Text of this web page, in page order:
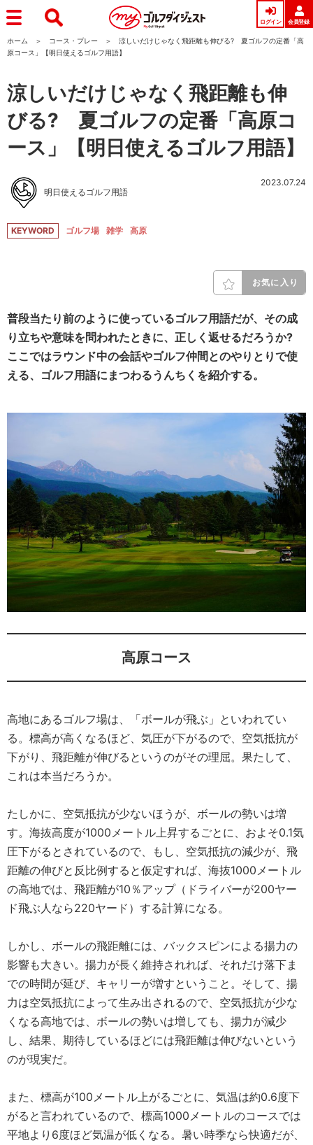
ログイン 会員登録
ホーム コース・プレー
涼しいだけじゃなく飛距離も伸びる? 夏ゴルフの定番「高
原コース」【明日使えるゴルフ用語】
涼しいだけじゃなく飛距離も伸
びる? 夏ゴルフの定番「高原コ
ース」【明日使えるゴルフ用語】
明日使えるゴルフ用語
2023.07.24
KEYWORD ゴルフ場 雑学 高原
お気に入り
普段当たり前のように使っているゴルフ用語だが、その成
り立ちや意味を問われたときに、正しく返せるだろうか?
ここではラウンド中の会話やゴルフ仲間とのやりとりで使
える、ゴルフ用語にまつわるうんちくを紹介する。
高原コース
高地にあるゴルフ場は、「ボールが飛ぶ」といわれてい
る。標高が高くなるほど、気圧が下がるので、空気抵抗が
下がり、飛距離が伸びるというのがその理屈。果たして、
これは本当だろうか。
たしかに、空気抵抗が少ないほうが、ボールの勢いは増
す。海抜高度が1000メートル上昇するごとに、およそ0.1気
圧下がるとされているので、もし、空気抵抗の減少が、飛
距離の伸びと反比例すると仮定すれば、海抜1000メートル
の高地では、飛距離が10％アップ（ドライバーが200ヤー
ド飛ぶ人なら220ヤード）する計算になる。
しかし、ボールの飛距離には、バックスピンによる揚力の
影響も大きい。揚力が長く維持されれば、それだけ落下ま
での時間が延び、キャリーが増すということ。そして、揚
力は空気抵抗によって生み出されるので、空気抵抗が少な
くなる高地では、ボールの勢いは増しても、揚力が減少
し、結果、期待しているほどには飛距離は伸びないという
のが現実だ。
また、標高が100メートル上がるごとに、気温は約0.6度下
がると言われているので、標高1000メートルのコースでは
平地より6度ほど気温が低くなる。暑い時季なら快適だが、